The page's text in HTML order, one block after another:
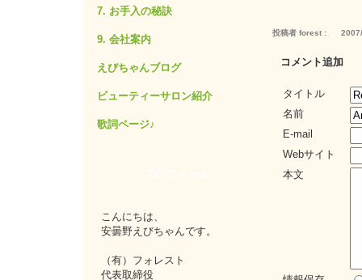
投稿者 forest :
コメント追加
タイトル
名前
E-mail
Webサイト
本文
7. お手入の秘訣
9. 会社案内
えびちゃんブログ
ビューティーサロン紹介
歌詞ページ♪
こんにちは、
安曇野えびちゃんです。
（有）フォレスト
代表取締役